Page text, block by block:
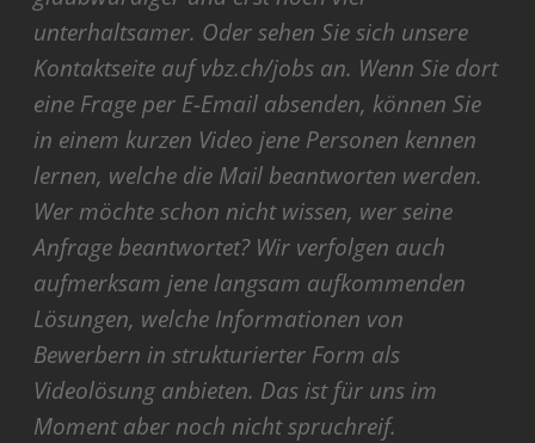
unterhaltsamer. Oder sehen Sie sich unsere
Kontaktseite auf vbz.ch/jobs an. Wenn Sie dort
eine Frage per E-Email absenden, können Sie
in einem kurzen Video jene Personen kennen
lernen, welche die Mail beantworten werden.
Wer möchte schon nicht wissen, wer seine
Anfrage beantwortet? Wir verfolgen auch
aufmerksam jene langsam aufkommenden
Lösungen, welche Informationen von
Bewerbern in strukturierter Form als
Videolösung anbieten. Das ist für uns im
Moment aber noch nicht spruchreif.